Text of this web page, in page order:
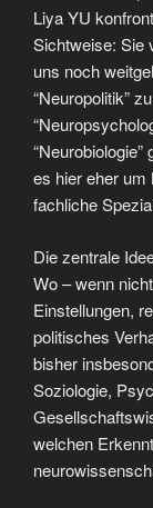
Liya YU
Sichtweise: Sie
uns noch
“Neuropolitik”
es hier eher um
fachliche
Die zentrale
Wo – wenn
Einstellungen,
politisches
bisher
Soziologie,
welchen